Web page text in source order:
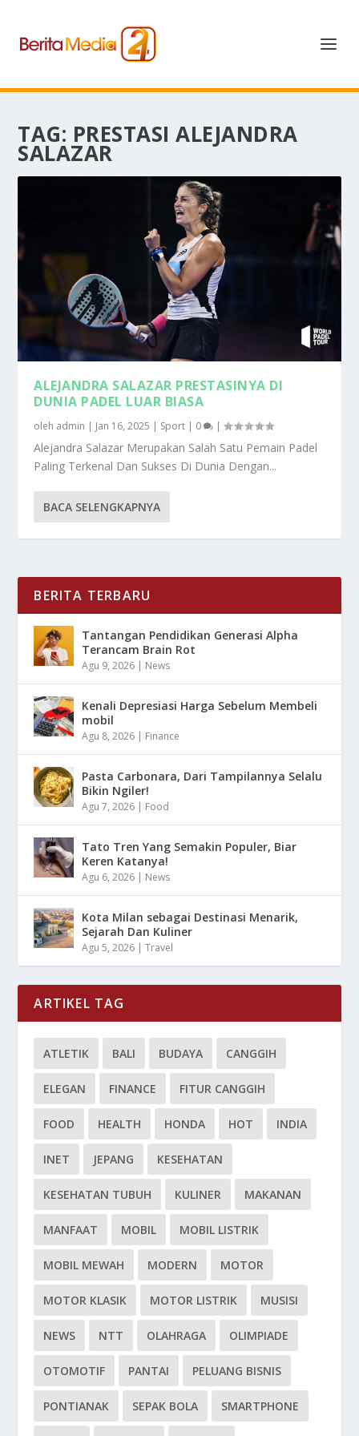
TAG: PRESTASI ALEJANDRA
SALAZAR
ALEJANDRA SALAZAR PRESTASINYA DI
DUNIA PADEL LUAR BIASA
oleh admin | Jan 16, 2025 | Sport | 0 |
Alejandra Salazar Merupakan Salah Satu Pemain Padel
Paling Terkenal Dan Sukses Di Dunia Dengan...
BACA SELENGKAPNYA
BERITA TERBARU
Tantangan Pendidikan Generasi Alpha
Terancam Brain Rot
Agu 9, 2026 | News
Kenali Depresiasi Harga Sebelum Membeli
mobil
Agu 8, 2026 | Finance
Pasta Carbonara, Dari Tampilannya Selalu
Bikin Ngiler!
Agu 7, 2026 | Food
Tato Tren Yang Semakin Populer, Biar
Keren Katanya!
Agu 6, 2026 | News
Kota Milan sebagai Destinasi Menarik,
Sejarah Dan Kuliner
Agu 5, 2026 |Travel
ARTIKEL TAG
ATLETIK BALI BUDAYA CANGGIH
ELEGAN FINANCE FITUR CANGGIH
FOOD HEALTH HONDA HOT INDIA
INET JEPANG KESEHATAN
KESEHATAN TUBUH KULINER MAKANAN
MANFAAT MOBIL MOBIL LISTRIK
MOBIL MEWAH MODERN MOTOR
MOTOR KLASIK MOTOR LISTRIK MUSISI
NEWS NTT OLAHRAGA OLIMPIADE
OTOMOTIF PANTAI PELUANG BISNIS
PONTIANAK SEPAK BOLA SMARTPHONE